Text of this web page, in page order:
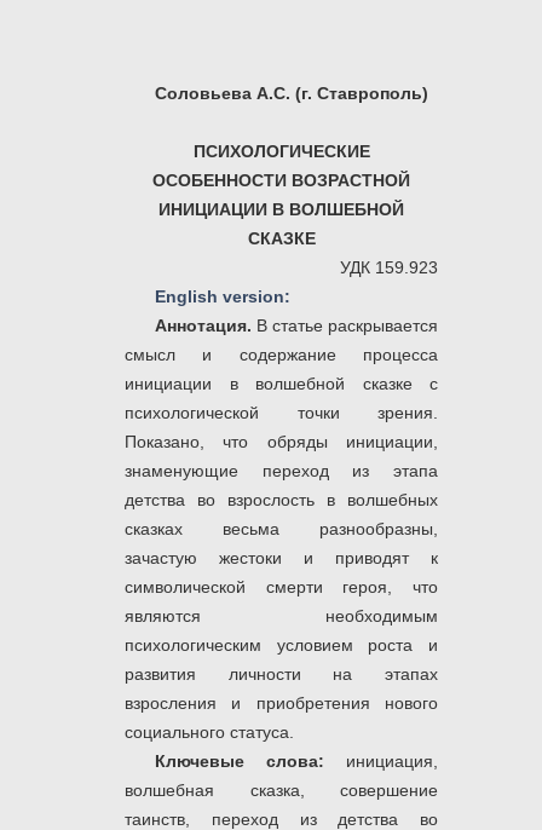
Соловьева А.С. (г. Ставрополь)
ПСИХОЛОГИЧЕСКИЕ
ОСОБЕННОСТИ ВОЗРАСТНОЙ
ИНИЦИАЦИИ В ВОЛШЕБНОЙ
СКАЗКЕ
УДК 159.923
English version:
Аннотация. В статье раскрывается
смысл и содержание процесса
инициации в волшебной сказке с
психологической точки зрения.
Показано, что обряды инициации,
знаменующие переход из этапа
детства во взрослость в волшебных
сказках весьма разнообразны,
зачастую жестоки и приводят к
символической смерти героя, что
являются необходимым
психологическим условием роста и
развития личности на этапах
взросления и приобретения нового
социального статуса.
Ключевые слова: инициация,
волшебная сказка, совершение
таинств, переход из детства во